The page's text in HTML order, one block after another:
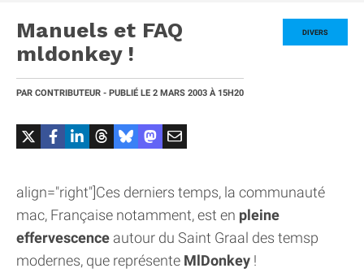
DIVERS
Manuels et FAQ
mldonkey !
PAR CONTRIBUTEUR - PUBLIÉ LE 2 MARS 2003 À 15H20
align="right"]Ces derniers temps, la communauté
mac, Française notamment, est en pleine
effervescence autour du Saint Graal des temsp
modernes, que représente MlDonkey !